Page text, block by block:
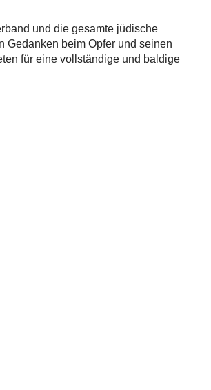
und die gesamte jüdische
Gedanken beim Opfer und seinen
für eine vollständige und baldige